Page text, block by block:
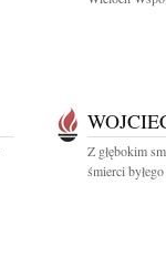
Z głębokim
śmierci